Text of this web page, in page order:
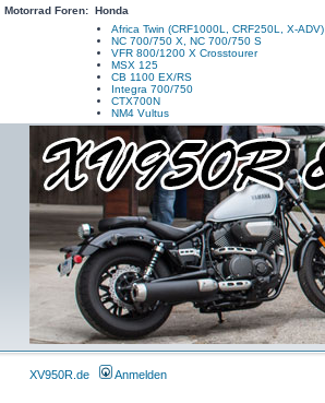
Motorrad Foren: Honda
Africa Twin (CRF1000L, CRF250L, X-ADV)
NC 700/750 X, NC 700/750 S
VFR 800/1200 X Crosstourer
MSX 125
CB 1100 EX/RS
Integra 700/750
CTX700N
NM4 Vultus
XV950R.de Anmelden